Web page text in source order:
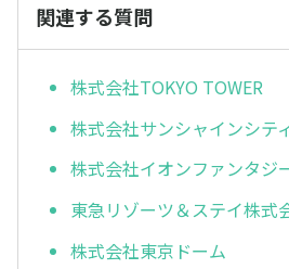
関連する質問
株式会社TOKYO TOWER
株式会社サンシャインシテ
株式会社イオンファンタジ
東急リゾーツ＆ステイ株式
株式会社東京ドーム